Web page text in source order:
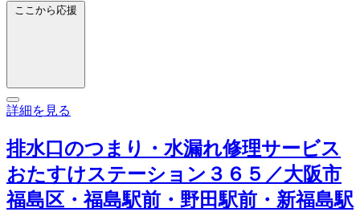
ここから応援
詳細を見る
排水口のつまり・水漏れ修理サービス
おたすけステーション３６５／大阪市
福島区・福島駅前・野田駅前・新福島駅